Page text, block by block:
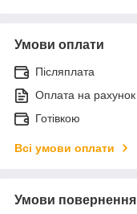
Умови оплати
Післяплата
Оплата на рахунок
Готівкою
Всі умови оплати
Умови повернення